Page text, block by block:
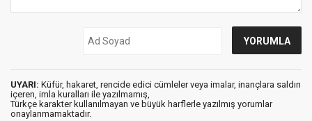
UYARI: Küfür, hakaret, rencide edici cümleler veya imalar, inançlara saldırı
içeren, imla kuralları ile yazılmamış,
Türkçe karakter kullanılmayan ve büyük harflerle yazılmış yorumlar
onaylanmamaktadır.